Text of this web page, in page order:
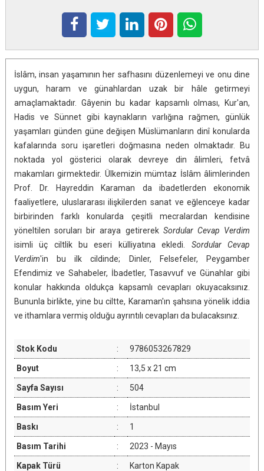
İslâm, insan yaşamının her safhasını düzenlemeyi ve onu dine
uygun, haram ve günahlardan uzak bir hâle getirmeyi
amaçlamaktadır. Gâyenin bu kadar kapsamlı olması, Kur'an,
Hadis ve Sünnet gibi kaynakların varlığına rağmen, günlük
yaşamları günden güne değişen Müslümanların dinî konularda
kafalarında soru işaretleri doğmasına neden olmaktadır. Bu
noktada yol gösterici olarak devreye din âlimleri, fetvâ
makamları girmektedir. Ülkemizin mümtaz İslâm âlimlerinden
Prof. Dr. Hayreddin Karaman da ibadetlerden ekonomik
faaliyetlere, uluslararası ilişkilerden sanat ve eğlenceye kadar
birbirinden farklı konularda çeşitli mecralardan kendisine
yöneltilen soruları bir araya getirerek Sordular Cevap Verdim
isimli üç ciltlik bu eseri külliyatına ekledi. Sordular Cevap
Verdim'in bu ilk cildinde; Dinler, Felsefeler, Peygamber
Efendimiz ve Sahabeler, İbadetler, Tasavvuf ve Günahlar gibi
konular hakkında oldukça kapsamlı cevapları okuyacaksınız.
Bununla birlikte, yine bu ciltte, Karaman'ın şahsına yönelik iddia
ve ithamlara vermiş olduğu ayrıntılı cevapları da bulacaksınız.
Stok Kodu : 9786053267829
Boyut : 13,5 x 21 cm
Sayfa Sayısı : 504
Basım Yeri : İstanbul
Baskı : 1
Basım Tarihi : 2023 - Mayıs
Kapak Türü : Karton Kapak